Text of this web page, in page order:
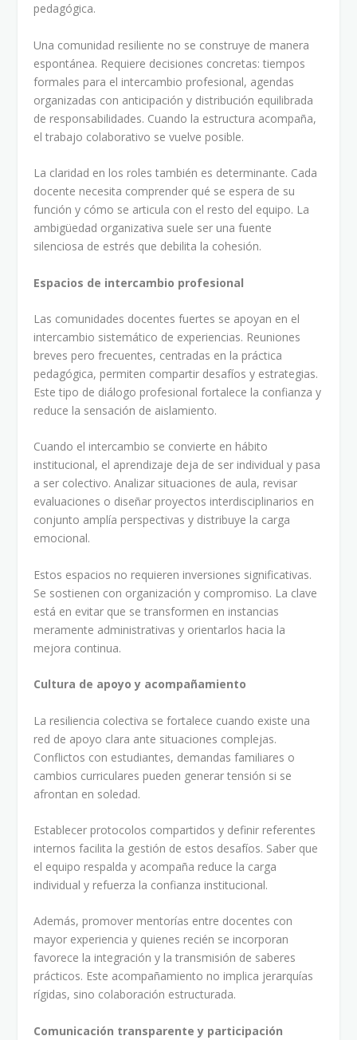
pedagógica.
Una comunidad resiliente no se construye de manera
espontánea. Requiere decisiones concretas: tiempos
formales para el intercambio profesional, agendas
organizadas con anticipación y distribución equilibrada
de responsabilidades. Cuando la estructura acompaña,
el trabajo colaborativo se vuelve posible.
La claridad en los roles también es determinante. Cada
docente necesita comprender qué se espera de su
función y cómo se articula con el resto del equipo. La
ambigüedad organizativa suele ser una fuente
silenciosa de estrés que debilita la cohesión.
Espacios de intercambio profesional
Las comunidades docentes fuertes se apoyan en el
intercambio sistemático de experiencias. Reuniones
breves pero frecuentes, centradas en la práctica
pedagógica, permiten compartir desafíos y estrategias.
Este tipo de diálogo profesional fortalece la confianza y
reduce la sensación de aislamiento.
Cuando el intercambio se convierte en hábito
institucional, el aprendizaje deja de ser individual y pasa
a ser colectivo. Analizar situaciones de aula, revisar
evaluaciones o diseñar proyectos interdisciplinarios en
conjunto amplía perspectivas y distribuye la carga
emocional.
Estos espacios no requieren inversiones significativas.
Se sostienen con organización y compromiso. La clave
está en evitar que se transformen en instancias
meramente administrativas y orientarlos hacia la
mejora continua.
Cultura de apoyo y acompañamiento
La resiliencia colectiva se fortalece cuando existe una
red de apoyo clara ante situaciones complejas.
Conflictos con estudiantes, demandas familiares o
cambios curriculares pueden generar tensión si se
afrontan en soledad.
Establecer protocolos compartidos y definir referentes
internos facilita la gestión de estos desafíos. Saber que
el equipo respalda y acompaña reduce la carga
individual y refuerza la confianza institucional.
Además, promover mentorías entre docentes con
mayor experiencia y quienes recién se incorporan
favorece la integración y la transmisión de saberes
prácticos. Este acompañamiento no implica jerarquías
rígidas, sino colaboración estructurada.
Comunicación transparente y participación